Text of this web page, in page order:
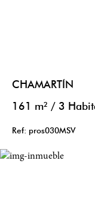
CHAMARTÍN
161 m² / 3
Ref: pros030MSV